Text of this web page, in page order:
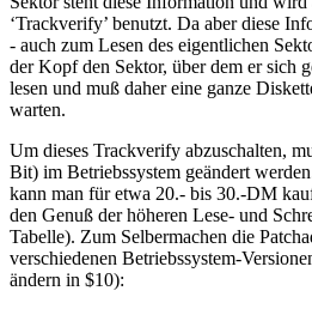
‘Trackverify’ benutzt. Da aber diese
- auch zum Lesen des eigentlichen
der Kopf den Sektor, über dem er sich
lesen und muß daher eine ganze
warten.
Um dieses Trackverify abzuschalten,
Bit) im Betriebssystem geändert
kann man für etwa 20.- bis 30.-DM
den Genuß der höheren Lese- und
Tabelle). Zum Selbermachen die
verschiedenen Betriebssystem-
ändern in $10):